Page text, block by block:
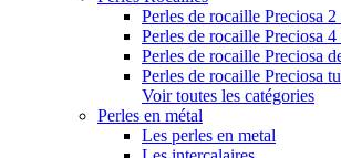
Perles de rocaille Preciosa 2
Perles de rocaille Preciosa 4
Perles de rocaille Preciosa
Perles de rocaille Preciosa
Voir toutes les catégories
Perles en métal
Les perles en metal